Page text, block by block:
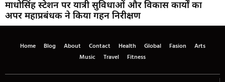
माधोसिंह स्टेशन पर यात्री सुविधाओं और विकास कार्यों का
अपर महाप्रबंधक ने किया गहन निरीक्षण
Home Blog About Contact Health Global Fasion
Arts
Music
Travel Fitness